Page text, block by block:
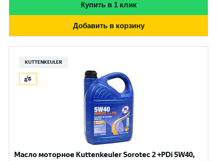
Купить в 1 клик
Добавить в корзину
KUTTENKEULER
Масло моторное Kuttenkeuler Sorotec 2 +PDi 5W40,